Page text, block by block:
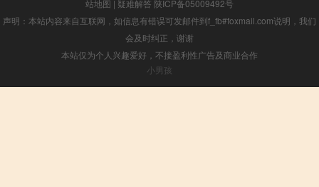
站地图 | 疑难解答 陕ICP备05009492号
声明：本站内容来自互联网，如信息有错误可发邮件到f_fb#foxmail.com说明，我们
会及时纠正，谢谢
本站仅为个人兴趣爱好，不接盈利性广告及商业合作
小男孩